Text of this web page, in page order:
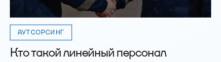
АУТСОРСИНГ
Кто такой линейный персонал